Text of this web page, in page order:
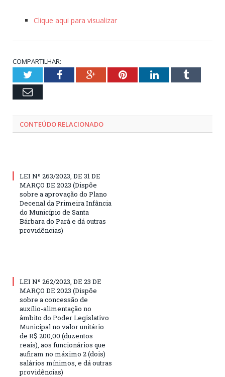
Clique aqui para visualizar
COMPARTILHAR:
TwitterFacebookGoogle+PinterestLinkedInTumblr
Email
CONTEÚDO RELACIONADO
LEI Nº 263/2023, DE 31 DE
MARÇO DE 2023 (Dispõe
sobre a aprovação do Plano
Decenal da Primeira Infância
do Município de Santa
Bárbara do Pará e dá outras
providências)
LEI Nº 262/2023, DE 23 DE
MARÇO DE 2023 (Dispõe
sobre a concessão de
auxílio-alimentação no
âmbito do Poder Legislativo
Municipal no valor unitário
de R$ 200,00 (duzentos
reais), aos funcionários que
aufiram no máximo 2 (dois)
salários mínimos, e dá outras
providências)